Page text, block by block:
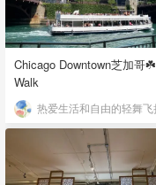
Chicago Downtown芝加哥
Walk
热爱生活和自由的轻舞飞